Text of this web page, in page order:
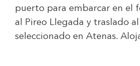
puerto para embarcar en el
al Pireo Llegada y traslado
seleccionado en Atenas.